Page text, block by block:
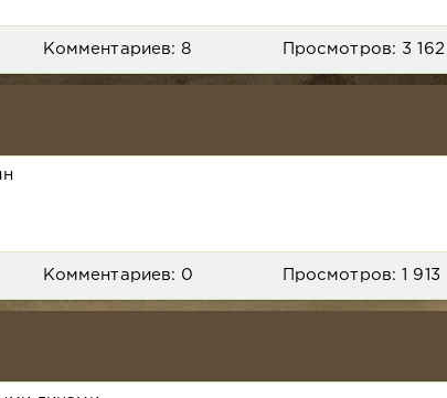
Комментариев: 8 Просмотров: 3 162
Комментариев: 0 Просмотров: 1 913